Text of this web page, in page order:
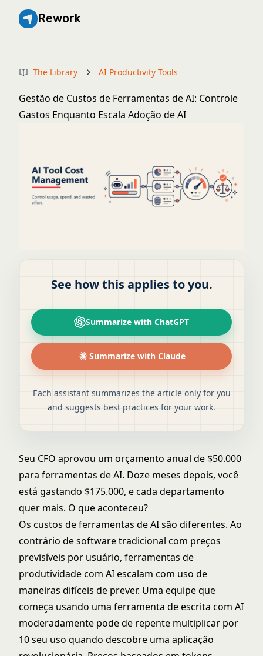
Rework
The Library AI Productivity Tools
Gestão de Custos de Ferramentas de AI: Controle
Gastos Enquanto Escala Adoção de AI
See how this applies to you.
Summarize with ChatGPT
Summarize with Claude
Each assistant summarizes the article only for you
and suggests best practices for your work.
Seu CFO aprovou um orçamento anual de $50.000
para ferramentas de AI. Doze meses depois, você
está gastando $175.000, e cada departamento
quer mais. O que aconteceu?
Os custos de ferramentas de AI são diferentes. Ao
contrário de software tradicional com preços
previsíveis por usuário, ferramentas de
produtividade com AIescalam com uso de
maneiras difíceis de prever. Uma equipe que
começa usando uma ferramenta de escrita com AI
moderadamente pode de repente multiplicar por
10 seu uso quando descobre uma aplicação